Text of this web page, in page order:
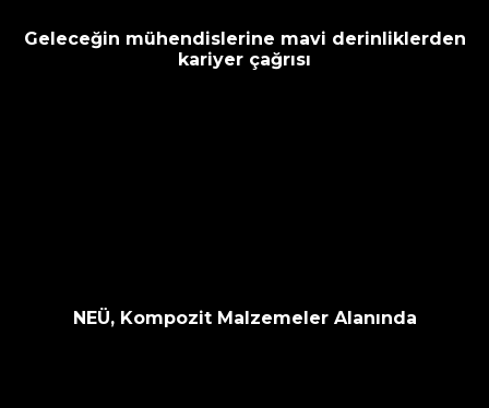
Geleceğin mühendislerine mavi derinliklerden
kariyer çağrısı
NEÜ, Kompozit Malzemeler Alanında